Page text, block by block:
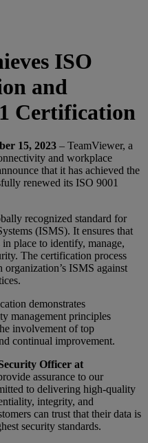
ISO
and
Certification
15, 2023 – TeamViewer, a
and workplace
that it has achieved the
renewed its ISO 9001
recognized standard for
(ISMS). It ensures that
place to identify, manage,
The certification process
organization’s ISMS against
demonstrates
management principles
involvement of top
continual improvement.
Officer at
assurance to our
to delivering high-quality
integrity, and
can trust that their data is
security standards.